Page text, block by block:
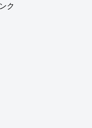
ク